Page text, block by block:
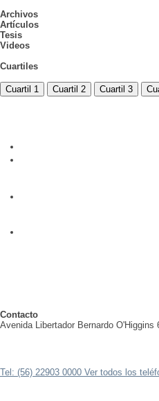
Archivos
Artículos
Tesis
Videos
Cuartiles
Cuartil 1 Cuartil 2 Cuartil 3
Contacto
Avenida Libertador Bernardo O'Higgins
Tel: (56) 22903 0000 Ver todos los